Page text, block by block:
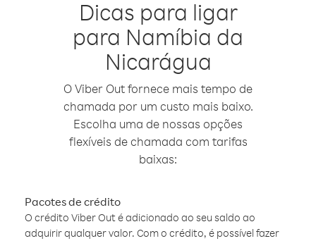
Dicas para ligar
para Namíbia da
Nicarágua
O Viber Out fornece mais tempo de
chamada por um custo mais baixo.
Escolha uma de nossas opções
flexíveis de chamada com tarifas
baixas:
Pacotes de crédito
O crédito Viber Out é adicionado ao seu saldo ao
adquirir qualquer valor. Com o crédito, é possível fazer